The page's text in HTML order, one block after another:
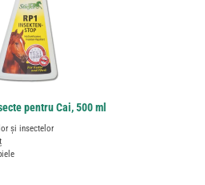
pentru Cai, 500 ml
și insectelor